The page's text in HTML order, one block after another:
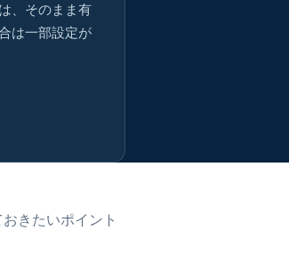
、そのまま有
は一部設定が
きたいポイント